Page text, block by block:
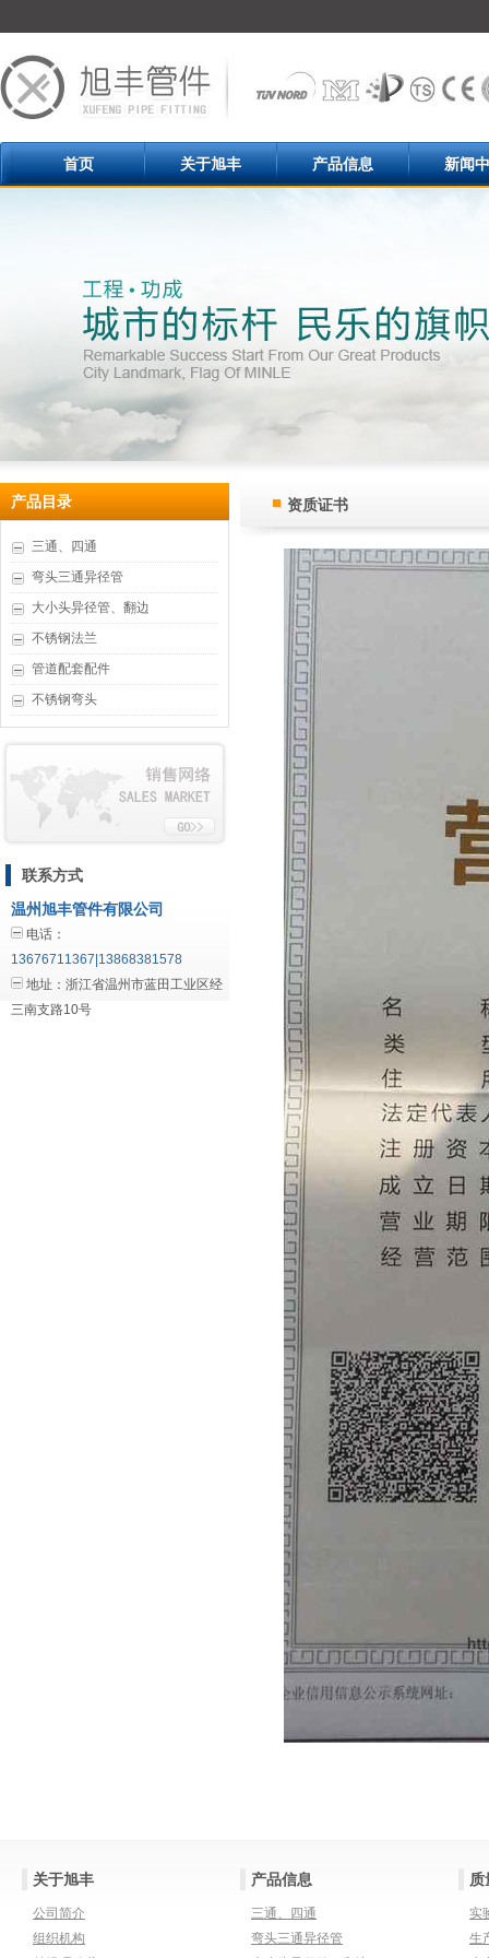
首页 关于旭丰 产品信息 新闻
产品目录
三通、四通
弯头三通异径管
大小头异径管、翻边
不锈钢法兰
管道配套配件
不锈钢弯头
联系方式
温州旭丰管件有限公司
电话：
13676711367|13868381578
地址：浙江省温州市蓝田工业区经
三南支路10号
资质证书
关于旭丰
公司简介
组织机构
产品信息
三通、四通
弯头三通异径管
实
生